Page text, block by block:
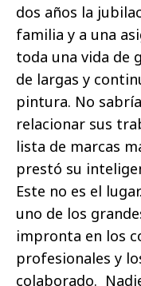
dos años la
familia y a una
toda una vida de
de largas y
pintura. No
relacionar sus
lista de marcas
prestó su
Este no es el
uno de los
impronta en los
profesionales y
colaborado.